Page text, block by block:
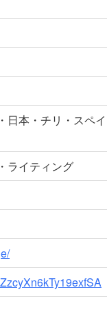
日本・チリ・スペイ
ライティング